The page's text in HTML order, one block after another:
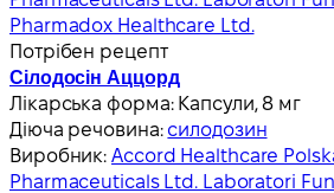
Pharmadox Healthcare Ltd.
Потрібен рецепт
Сілодосін Аццорд
Лікарська форма: Капсули, 8 мг
Діюча речовина: силодозин
Виробник:Accord Healthcare
Pharmaceuticals Ltd. Laboratori